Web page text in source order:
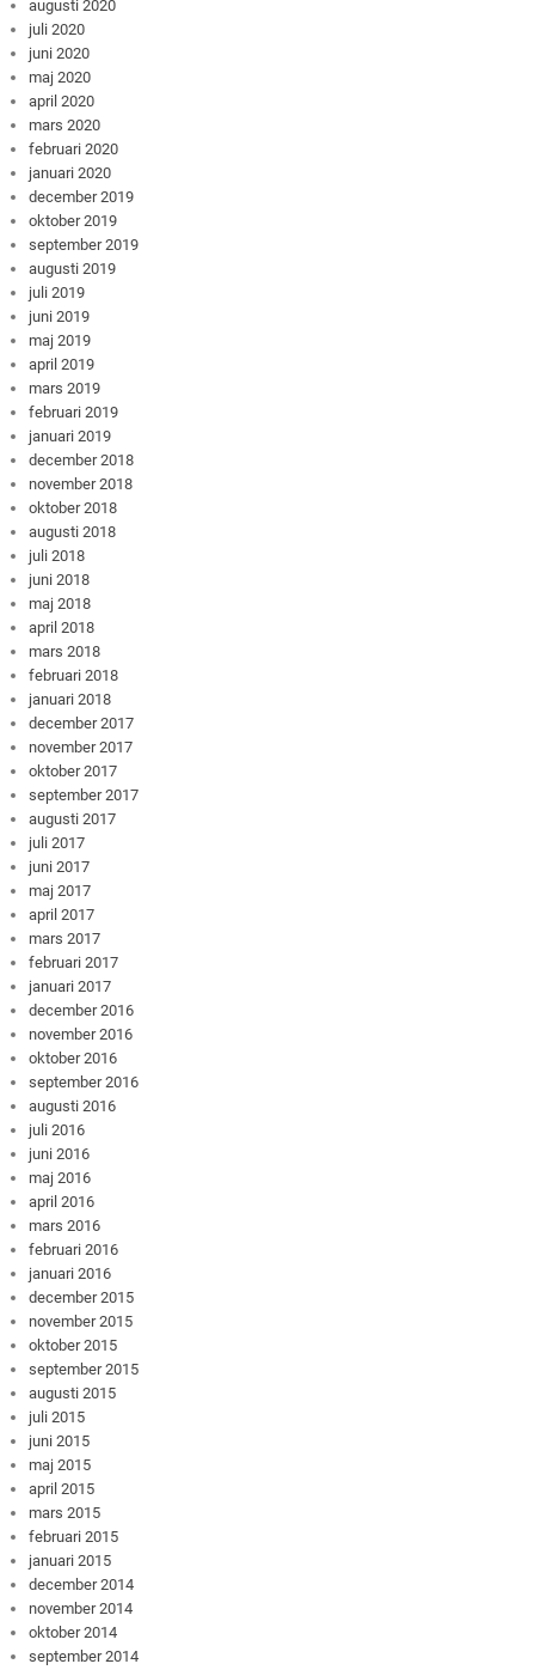
augusti 2020
juli 2020
juni 2020
maj 2020
april 2020
mars 2020
februari 2020
januari 2020
december 2019
oktober 2019
september 2019
augusti 2019
juli 2019
juni 2019
maj 2019
april 2019
mars 2019
februari 2019
januari 2019
december 2018
november 2018
oktober 2018
augusti 2018
juli 2018
juni 2018
maj 2018
april 2018
mars 2018
februari 2018
januari 2018
december 2017
november 2017
oktober 2017
september 2017
augusti 2017
juli 2017
juni 2017
maj 2017
april 2017
mars 2017
februari 2017
januari 2017
december 2016
november 2016
oktober 2016
september 2016
augusti 2016
juli 2016
juni 2016
maj 2016
april 2016
mars 2016
februari 2016
januari 2016
december 2015
november 2015
oktober 2015
september 2015
augusti 2015
juli 2015
juni 2015
maj 2015
april 2015
mars 2015
februari 2015
januari 2015
december 2014
november 2014
oktober 2014
september 2014